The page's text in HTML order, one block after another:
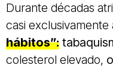
Durante décadas
casi exclusivamente
hábitos”:
colesterol elevado,